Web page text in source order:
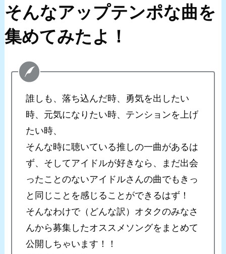
そんなアップテンポな曲を
集めてみたよ！
誰しも、落ち込んだ時、勇気を出したい
時、元気になりたい時、テンションを上げ
たい時、
そんな時に聴いている推しの一曲があるは
ず、そしてアイドルが好きなら、まだ出会
ったことのないアイドルさんの曲でもきっ
と同じことを感じることができるはず！
そんなわけで（どんな訳）オタクのみなさ
んから募集したオススメソングをまとめて
公開しちゃいます！！